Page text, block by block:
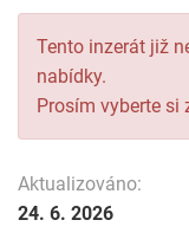
Tento inzerát již
nabídky.
Prosím vyberte si
Aktualizováno:
24. 6. 2026